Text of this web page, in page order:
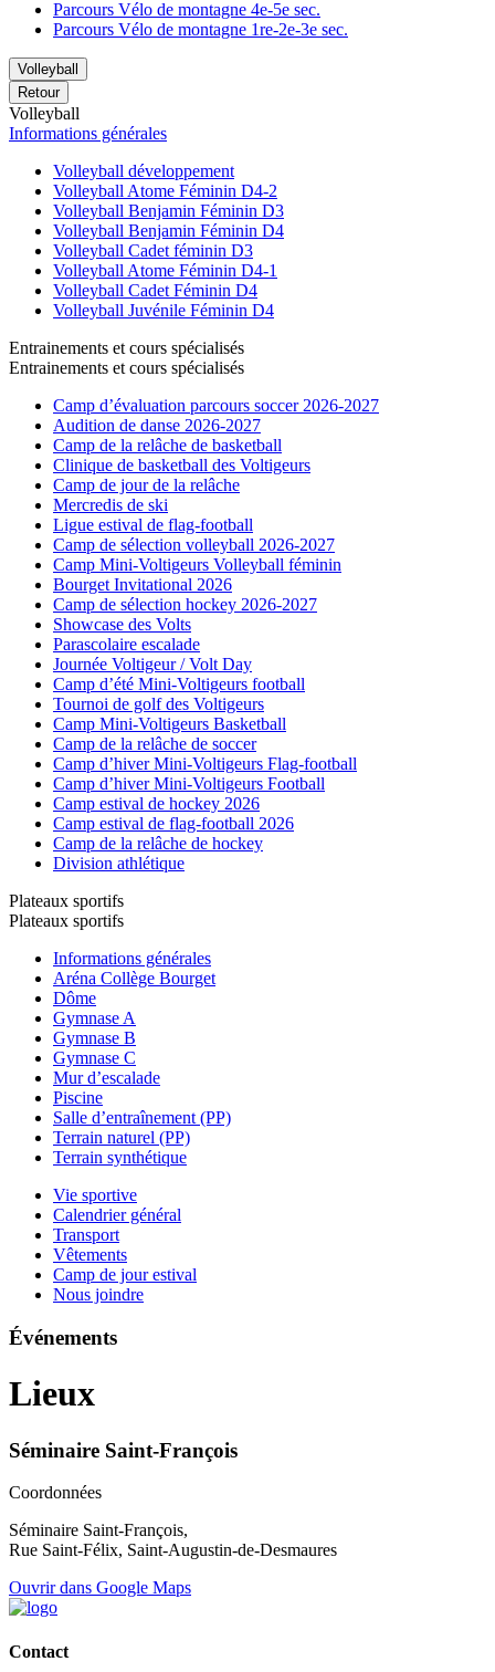
Parcours Vélo de montagne 4e-5e sec.
Parcours Vélo de montagne 1re-2e-3e sec.
Volleyball
Retour
Volleyball
Informations générales
Volleyball développement
Volleyball Atome Féminin D4-2
Volleyball Benjamin Féminin D3
Volleyball Benjamin Féminin D4
Volleyball Cadet féminin D3
Volleyball Atome Féminin D4-1
Volleyball Cadet Féminin D4
Volleyball Juvénile Féminin D4
Entrainements et cours spécialisés
Entrainements et cours spécialisés
Camp d’évaluation parcours soccer 2026-2027
Audition de danse 2026-2027
Camp de la relâche de basketball
Clinique de basketball des Voltigeurs
Camp de jour de la relâche
Mercredis de ski
Ligue estival de flag-football
Camp de sélection volleyball 2026-2027
Camp Mini-Voltigeurs Volleyball féminin
Bourget Invitational 2026
Camp de sélection hockey 2026-2027
Showcase des Volts
Parascolaire escalade
Journée Voltigeur / Volt Day
Camp d’été Mini-Voltigeurs football
Tournoi de golf des Voltigeurs
Camp Mini-Voltigeurs Basketball
Camp de la relâche de soccer
Camp d’hiver Mini-Voltigeurs Flag-football
Camp d’hiver Mini-Voltigeurs Football
Camp estival de hockey 2026
Camp estival de flag-football 2026
Camp de la relâche de hockey
Division athlétique
Plateaux sportifs
Plateaux sportifs
Informations générales
Aréna Collège Bourget
Dôme
Gymnase A
Gymnase B
Gymnase C
Mur d’escalade
Piscine
Salle d’entraînement (PP)
Terrain naturel (PP)
Terrain synthétique
Vie sportive
Calendrier général
Transport
Vêtements
Camp de jour estival
Nous joindre
Événements
Lieux
Séminaire Saint-François
Coordonnées
Séminaire Saint-François,
Rue Saint-Félix, Saint-Augustin-de-Desmaures
Ouvrir dans Google Maps
Contact